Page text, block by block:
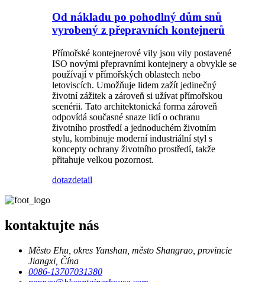
Od nákladu po pohodlný dům snů
vyrobený z přepravních kontejnerů
Přímořské kontejnerové vily jsou vily postavené
ISO novými přepravními kontejnery a obvykle se
používají v přímořských oblastech nebo
letoviscích. Umožňuje lidem zažít jedinečný
životní zážitek a zároveň si užívat přímořskou
scenérii. Tato architektonická forma zároveň
odpovídá současné snaze lidí o ochranu
životního prostředí a jednoduchém životním
stylu, kombinuje moderní industriální styl s
koncepty ochrany životního prostředí, takže
přitahuje velkou pozornost.
dotazdetail
kontaktujte nás
Město Ehu, okres Yanshan, město Shangrao, provincie
Jiangxi, Čína
0086-13707031380